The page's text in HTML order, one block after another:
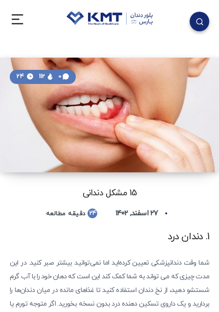
15 مشکل دندانی
0
112
۲۷ اسفند, ۱۴۰۲ 24 دقیقه مطالعه
1. دندان درد
شما وقت دندانپزشکی تعیین کرده‌اید اما نمی‌توانید بیشتر صبر کنید. در این
مدت چیزی که می تواند به شما کمک کند این است که دهان خود را با آب گرم
شستشو دهید، از نخ دندان استفاده کنید تا غذاهای مانده در میان دندان‌ها را
بردارید و یک داروی تسکین دهنده درد بدون نسخه بخورید. اگر متوجه تورم یا